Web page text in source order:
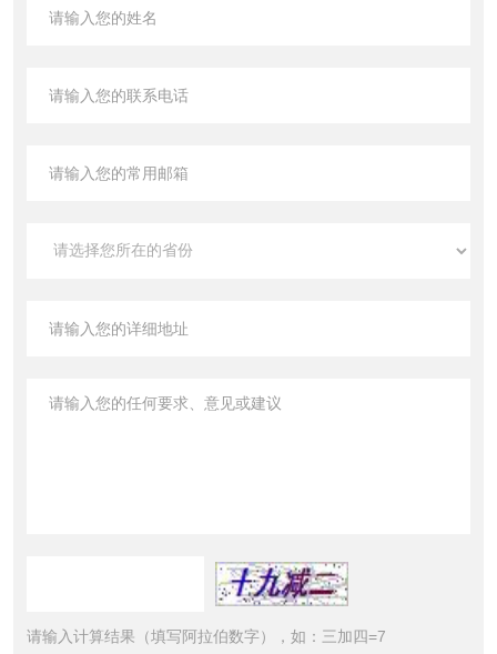
请输入计算结果（填写阿拉伯数字），如：三加四=7